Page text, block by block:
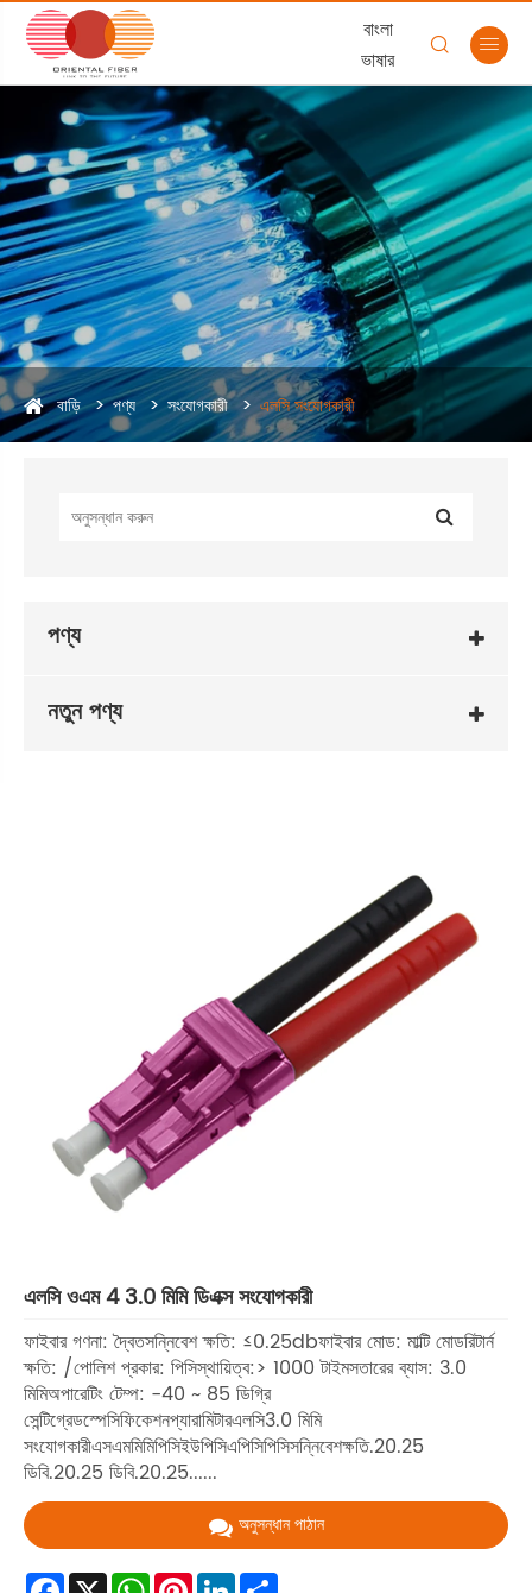
বাংলা
ভাষার
 
বাড়ি পণ্য সংযোগকারী এলসি সংযোগকারী
পণ্য
নতুন পণ্য
এলসি ওএম 4 3.0 মিমি ডিএক্স সংযোগকারী
ফাইবার গণনা: দ্বৈতসন্নিবেশ ক্ষতি: ≤0.25dbফাইবার মোড: মাল্টি মোডরিটার্ন
ক্ষতি: /পোলিশ প্রকার: পিসিস্থায়িত্ব:> 1000 টাইমসতারের ব্যাস: 3.0
মিমিঅপারেটিং টেম্প: -40 ~ 85 ডিগ্রি
সেন্টিগ্রেডস্পেসিফিকেশনপ্যারামিটারএলসি3.0 মিমি
সংযোগকারীএসএমমিমিপিসিইউপিসিএপিসিপিসিসন্নিবেশক্ষতি.20.25
ডিবি.20.25 ডিবি.20.25......
অনুসন্ধান পাঠান
Facebook
X WhatsApp
Pinterest
LinkedIn